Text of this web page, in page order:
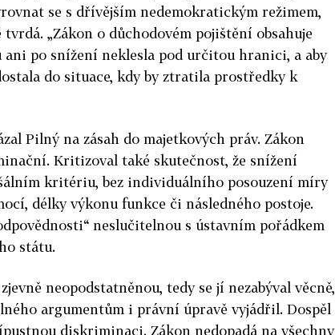
se s dřívějším nedemokratickým režimem,
„Zákon o důchodovém pojištění obsahuje
ani po snížení neklesla pod určitou hranici, a aby
do situace, kdy by ztratila prostředky k
Pilný na zásah do majetkových práv. Zákon
Kritizoval také skutečnost, že snížení
kritériu, bez individuálního posouzení míry
délky výkonu funkce či následného postoje.
neslučitelnou s ústavním pořádkem
státu.
neopodstatněnou, tedy se jí nezabýval věcně,
argumentům i právní úpravě vyjádřil. Dospěl
diskriminaci. Zákon nedopadá na všechny